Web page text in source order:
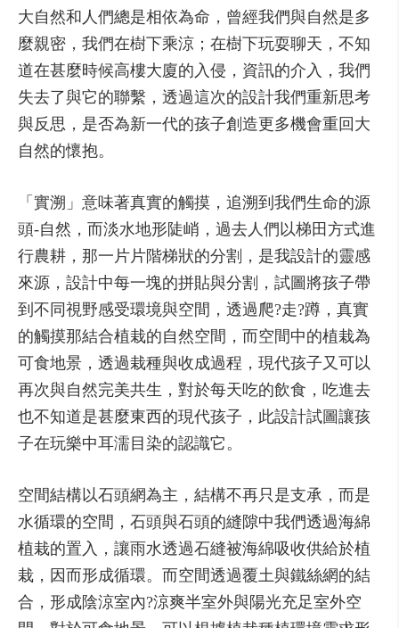
大自然和人們總是相依為命，曾經我們與自然是多
麼親密，我們在樹下乘涼；在樹下玩耍聊天，不知
道在甚麼時候高樓大廈的入侵，資訊的介入，我們
失去了與它的聯繫，透過這次的設計我們重新思考
與反思，是否為新一代的孩子創造更多機會重回大
自然的懷抱。
「實溯」意味著真實的觸摸，追溯到我們生命的源
頭-自然，而淡水地形陡峭，過去人們以梯田方式進
行農耕，那一片片階梯狀的分割，是我設計的靈感
來源，設計中每一塊的拼貼與分割，試圖將孩子帶
到不同視野感受環境與空間，透過爬?走?蹲，真實
的觸摸那結合植栽的自然空間，而空間中的植栽為
可食地景，透過栽種與收成過程，現代孩子又可以
再次與自然完美共生，對於每天吃的飲食，吃進去
也不知道是甚麼東西的現代孩子，此設計試圖讓孩
子在玩樂中耳濡目染的認識它。
空間結構以石頭網為主，結構不再只是支承，而是
水循環的空間，石頭與石頭的縫隙中我們透過海綿
植栽的置入，讓雨水透過石縫被海綿吸收供給於植
栽，因而形成循環。而空間透過覆土與鐵絲網的結
合，形成陰涼室內?涼爽半室外與陽光充足室外空